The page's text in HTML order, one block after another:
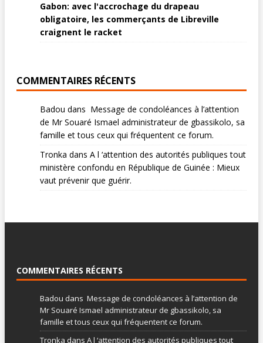
Gabon: avec l'accrochage du drapeau
obligatoire, les commerçants de Libreville
craignent le racket
COMMENTAIRES RÉCENTS
Badou dans Message de condoléances à l’attention
de Mr Souaré Ismael administrateur de gbassikolo, sa
famille et tous ceux qui fréquentent ce forum.
Tronka dans A l ‘attention des autorités publiques tout
ministère confondu en République de Guinée : Mieux
vaut prévenir que guérir.
COMMENTAIRES RÉCENTS
Badou dans Message de condoléances à l’attention de
Mr Souaré Ismael administrateur de gbassikolo, sa
famille et tous ceux qui fréquentent ce forum.
Tronka dans A l ‘attention des autorités publiques tout